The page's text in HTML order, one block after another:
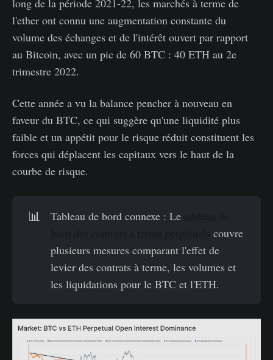
long de la période 2021-22, les marchés à terme de
l'ether ont connu une augmentation constante du
volume des échanges et de l'intérêt ouvert par rapport
au Bitcoin, avec un pic de 60 BTC : 40 ETH au 2e
trimestre 2022.
Cette année a vu la balance pencher à nouveau en
faveur du BTC, ce qui suggère qu'une liquidité plus
faible et un appétit pour le risque réduit constituent les
forces qui déplacent les capitaux vers le haut de la
courbe de risque.
📊 Tableau de bord connexe : Le
couvre
plusieurs mesures comparant l'effet de
levier des contrats à terme, les volumes et
les liquidations pour le BTC et l'ETH.